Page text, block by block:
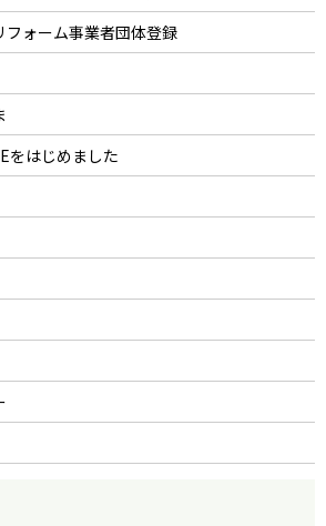
フォーム事業者団体登録
はじめました